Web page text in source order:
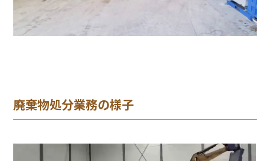
廃棄物処分業務の様子